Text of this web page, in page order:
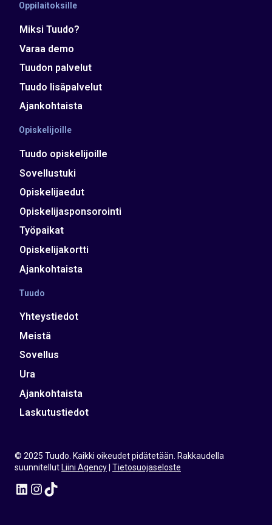
Oppilaitoksille
Miksi Tuudo?
Varaa demo
Tuudon palvelut
Tuudo lisäpalvelut
Ajankohtaista
Opiskelijoille
Tuudo opiskelijoille
Sovellustuki
Opiskelijaedut
Opiskelijasponsorointi
Työpaikat
Opiskelijakortti
Ajankohtaista
Tuudo
Yhteystiedot
Meistä
Sovellus
Ura
Ajankohtaista
Laskutustiedot
© 2025 Tuudo. Kaikki oikeudet pidätetään. Rakkaudella
suunnitellut Liini Agency Tietosuojaseloste
LinkedIn
Instagram
TikTok